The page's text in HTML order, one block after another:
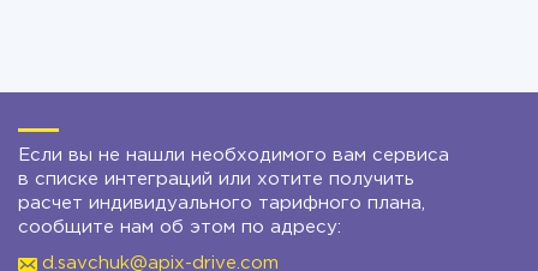
Если вы не нашли необходимого вам сервиса
в списке интеграций или хотите получить
расчет индивидуального тарифного плана,
сообщите нам об этом по адресу:
d.savchuk@apix-drive.com